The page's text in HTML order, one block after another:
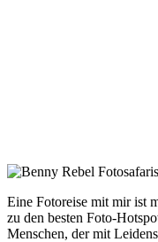
Eine Fotoreise mit mir ist
zu den besten Foto-
Menschen, der mit